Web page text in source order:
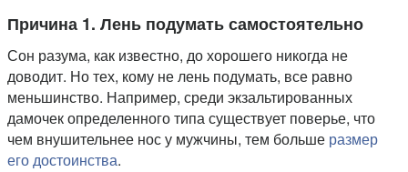
Причина 1. Лень подумать самостоятельно
Сон разума, как известно, до хорошего никогда не
доводит. Но тех, кому не лень подумать, все равно
меньшинство. Например, среди экзальтированных
дамочек определенного типа существует поверье, что
чем внушительнее нос у мужчины, тем больше размер
его достоинства.